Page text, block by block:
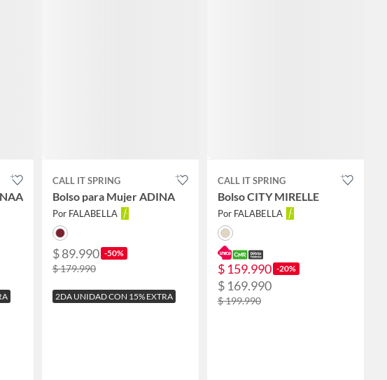
CALL IT SPRING
Bolso para Mujer ADINA
Por FALABELLA
$ 89.990 -50%
$ 179.990
2DA UNIDAD CON 15% EXTRA
CALL IT SPRING
Bolso CITY MIRELLE
Por FALABELLA
$ 159.990 -20%
$ 169.990
$ 199.990